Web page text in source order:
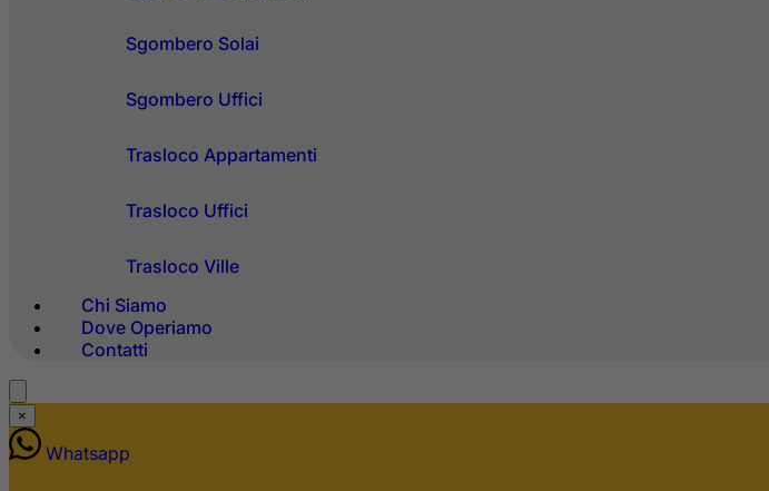
Sgombero Solai
Sgombero Uffici
Trasloco Appartamenti
Trasloco Uffici
Trasloco Ville
Chi Siamo
Dove Operiamo
Contatti
×
Whatsapp